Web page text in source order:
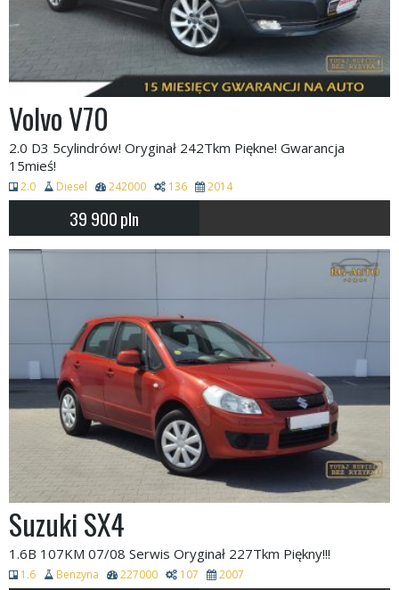
Volvo V70
2.0 D3 5cylindrów! Oryginał 242Tkm Piękne! Gwarancja
15mieś!
2.0 Diesel 242000 136 2014
39 900pln
Suzuki SX4
1.6B 107KM 07/08 Serwis Oryginał 227Tkm Piękny!!!
1.6 Benzyna 227000 107 2007